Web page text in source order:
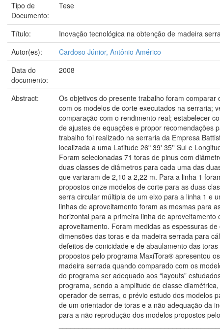
Tipo de
Documento:
Tese
Título:
Inovação tecnológica na obtenção de madeira
Autor(es):
Cardoso Júnior, Antônio Américo
Data do
documento:
2008
Abstract:
Os objetivos do presente trabalho foram
com os modelos de corte executados na serraria;
comparação com o rendimento real; estabelecer
de ajustes de equações e propor recomendações
trabalho foi realizado na serraria da Empresa
localizada a uma Latitude 26º 39' 35'' Sul e
Foram selecionadas 71 toras de pinus com
duas classes de diâmetros para cada uma das
que variaram de 2,10 a 2,22 m. Para a linha 1
propostos onze modelos de corte para as duas
serra circular múltipla de um eixo para a linha 1 e
linhas de aproveitamento foram as mesmas para
horizontal para a primeira linha de
aproveitamento. Foram medidas as espessuras
dimensões das toras e da madeira serrada para
defeitos de conicidade e de abaulamento das
propostos pelo programa MaxiTora® apresentou
madeira serrada quando comparado com os
do programa ser adequado aos “layouts”
programa, sendo a amplitude de classe
operador de serras, o prévio estudo dos modelos
de um orientador de toras e a não adequação da
para a não reprodução dos modelos propostos